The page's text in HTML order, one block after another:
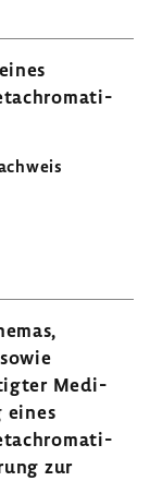
Medi­
eines
zur